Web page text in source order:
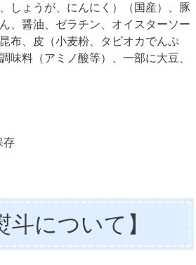
しょうが、にんにく）（国産）、豚
、醤油、ゼラチン、オイスターソー
布、皮（小麦粉、タピオカでんぷ
味料（アミノ酸等）、一部に大豆、
存
斗について】